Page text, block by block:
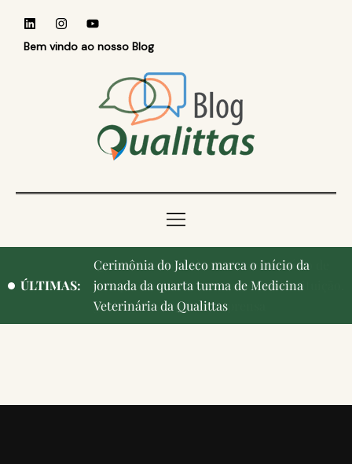
Bem vindo ao nosso Blog
ÚLTIMAS:
Qualittas, Portas Abertas! e aniversário de
Campinas, cidade onde nasceu a instituição,
ganham destaque na imprensa